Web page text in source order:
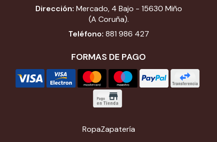
Dirección: Mercado, 4 Bajo - 15630 Miño
(A Coruña).
Teléfono: 881 986 427
FORMAS DE PAGO
RopaZapatería